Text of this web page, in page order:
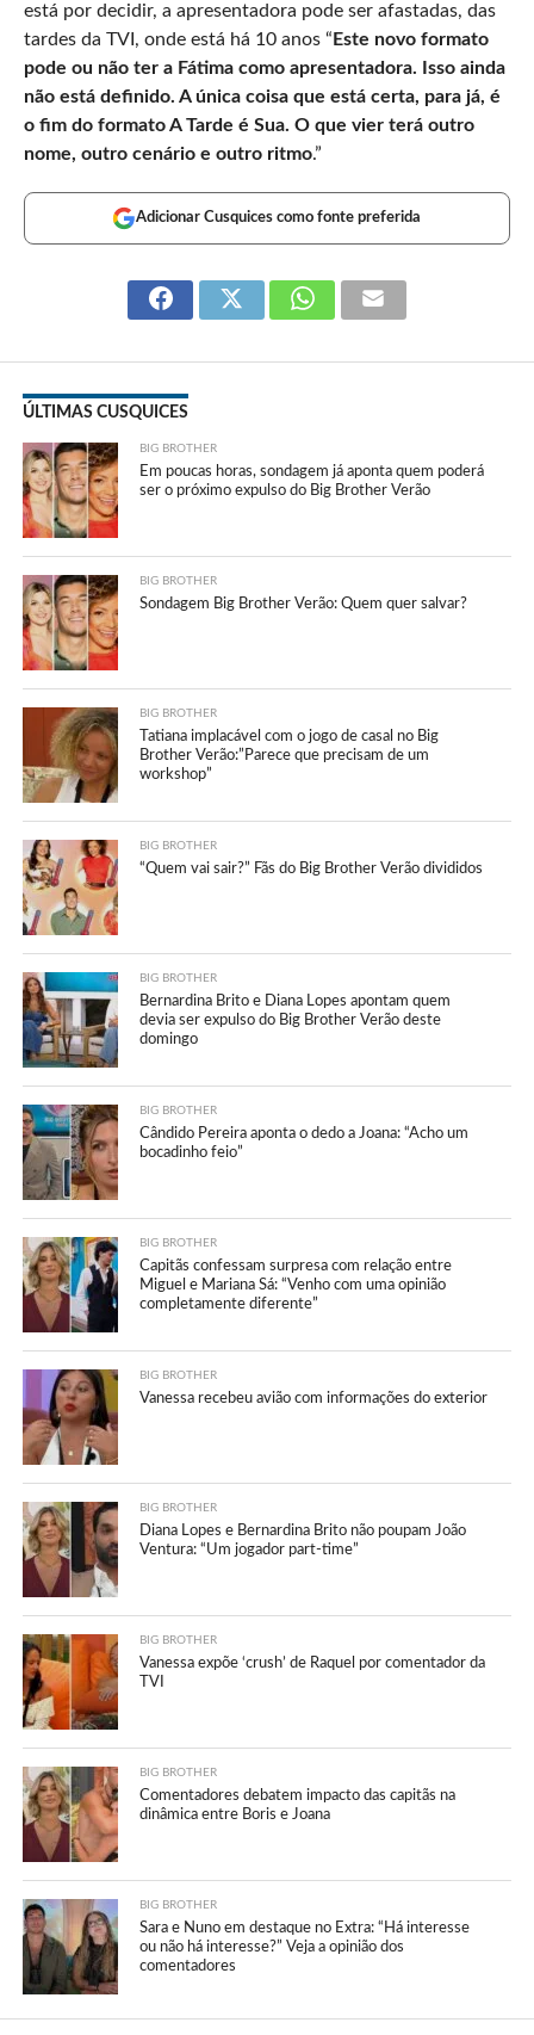
está por decidir, a apresentadora pode ser afastadas, das
tardes da TVI, onde está há 10 anos “ Este novo formato
pode ou não ter a Fátima como apresentadora. Isso ainda
não está definido. A única coisa que está certa, para já, é
o fim do formato A Tarde é Sua. O que vier terá outro
nome, outro cenário e outro ritmo.”
Adicionar Cusquices como fonte preferida
ÚLTIMAS CUSQUICES
BIG BROTHER
Em poucas horas, sondagem já aponta quem poderá
ser o próximo expulso do Big Brother Verão
BIG BROTHER
Sondagem Big Brother Verão: Quem quer salvar?
BIG BROTHER
Tatiana implacável com o jogo de casal no Big
Brother Verão:”Parece que precisam de um
workshop”
BIG BROTHER
“Quem vai sair?” Fãs do Big Brother Verão divididos
BIG BROTHER
Bernardina Brito e Diana Lopes apontam quem
devia ser expulso do Big Brother Verão deste
domingo
BIG BROTHER
Cândido Pereira aponta o dedo a Joana: “Acho um
bocadinho feio”
BIG BROTHER
Capitãs confessam surpresa com relação entre
Miguel e Mariana Sá: “Venho com uma opinião
completamente diferente”
BIG BROTHER
Vanessa recebeu avião com informações do exterior
BIG BROTHER
Diana Lopes e Bernardina Brito não poupam João
Ventura: “Um jogador part-time”
BIG BROTHER
Vanessa expõe ‘crush’ de Raquel por comentador da
TVI
BIG BROTHER
Comentadores debatem impacto das capitãs na
dinâmica entre Boris e Joana
BIG BROTHER
Sara e Nuno em destaque no Extra: “Há interesse
ou não há interesse?” Veja a opinião dos
comentadores